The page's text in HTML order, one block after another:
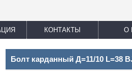
КОНТАКТЫ О
Болт карданный Д=11/10 L=38